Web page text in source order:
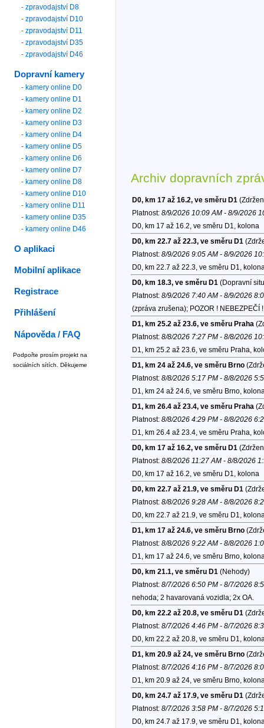
Archiv dopravních
D0, km 17 až 16.2, ve směru D1
Platnost: 8/9/2026 10:09 AM - 8/9/2026
D0, km 17 až 16.2, ve směru D1, kolona
D0, km 22.7 až 22.3, ve směru D1
Platnost: 8/9/2026 9:05 AM - 8/9/2026
D0, km 22.7 až 22.3, ve směru D1,
D0, km 18.3, ve směru D1 (Dopravní
Platnost: 8/9/2026 7:40 AM - 8/9/2026
(zpráva zrušena); POZOR ! NEBEZPEČÍ
D1, km 25.2 až 23.6, ve směru Praha
Platnost: 8/8/2026 7:27 PM - 8/8/2026
D1, km 25.2 až 23.6, ve směru Praha,
D1, km 24 až 24.6, ve směru Brno
Platnost: 8/8/2026 5:17 PM - 8/8/2026
D1, km 24 až 24.6, ve směru Brno,
D1, km 26.4 až 23.4, ve směru Praha
Platnost: 8/8/2026 4:29 PM - 8/8/2026
D1, km 26.4 až 23.4, ve směru Praha,
D0, km 17 až 16.2, ve směru D1
Platnost: 8/8/2026 11:27 AM - 8/8/2026
D0, km 17 až 16.2, ve směru D1, kolona
D0, km 22.7 až 21.9, ve směru D1
Platnost: 8/8/2026 9:28 AM - 8/8/2026
D0, km 22.7 až 21.9, ve směru D1,
D1, km 17 až 24.6, ve směru Brno
Platnost: 8/8/2026 9:22 AM - 8/8/2026
D1, km 17 až 24.6, ve směru Brno,
D0, km 21.1, ve směru D1 (Nehody)
Platnost: 8/7/2026 6:50 PM - 8/7/2026
nehoda; 2 havarovaná vozidla; 2x OA.
D0, km 22.2 až 20.8, ve směru D1
Platnost: 8/7/2026 4:46 PM - 8/7/2026
D0, km 22.2 až 20.8, ve směru D1,
D1, km 20.9 až 24, ve směru Brno
Platnost: 8/7/2026 4:16 PM - 8/7/2026
D1, km 20.9 až 24, ve směru Brno,
D0, km 24.7 až 17.9, ve směru D1
Platnost: 8/7/2026 3:58 PM - 8/7/2026
D0, km 24.7 až 17.9, ve směru D1,
- zpravodajství D8
- zpravodajství D10
- zpravodajství D11
- zpravodajství D35
- zpravodajství D46
Dopravní kamery
- kamery online D0
- kamery online D1
- kamery online D2
- kamery online D3
- kamery online D4
- kamery online D5
- kamery online D6
- kamery online D7
- kamery online D8
- kamery online D10
- kamery online D11
- kamery online D35
- kamery online D46
O aplikaci
Mobilní aplikace
Registrace
Přihlášení
Nápověda / FAQ
Podpořte prosím projekt na
sociálních sítích. Děkujeme